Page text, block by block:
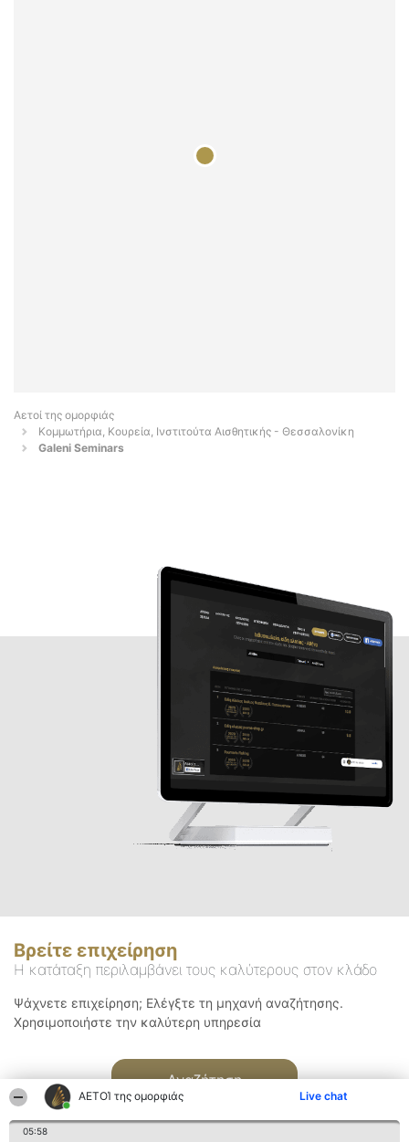
ΑΕΤΟΊ της ομορφιάς Live chat
05:58
Αετοί της ομορφιάς
Κομμωτήρια, Κουρεία, Ινστιτούτα Αισθητικής - Θεσσαλονίκη
Galeni Seminars
Βρείτε επιχείρηση
Η κατάταξη περιλαμβάνει τους καλύτερους στον κλάδο
Ψάχνετε επιχείρηση; Ελέγξτε τη μηχανή αναζήτησης.
Χρησιμοποιήστε την καλύτερη υπηρεσία
Αναζήτηση